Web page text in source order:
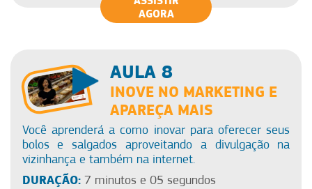
AGORA
AULA 8
INOVE NO MARKETING E
APAREÇA MAIS
Você aprenderá a como inovar para oferecer seus
bolos e salgados aproveitando a divulgação na
vizinhança e também na internet.
DURAÇÃO:7 minutos e 05 segundos